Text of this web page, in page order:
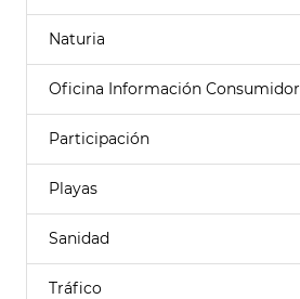
Naturia
Oficina Información Consumidor
Participación
Playas
Sanidad
Tráfico